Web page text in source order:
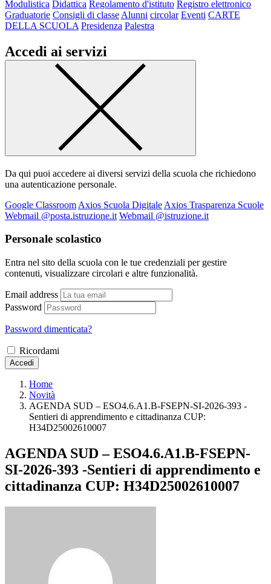
Modulistica Didattica Regolamento d'istituto Registro elettronico
Graduatorie Consigli di classe Alunni circolar Eventi CARTE
DELLA SCUOLA Presidenza Palestra
Accedi ai servizi
Da qui puoi accedere ai diversi servizi della scuola che richiedono
una autenticazione personale.
Google Classroom Axios Scuola Digitale Axios Trasparenza Scuole
Webmail @posta.istruzione.it Webmail @istruzione.it
Personale scolastico
Entra nel sito della scuola con le tue credenziali per gestire
contenuti, visualizzare circolari e altre funzionalità.
Email address
Password
Password dimenticata?
Ricordami
Accedi
Home
Novità
AGENDA SUD – ESO4.6.A1.B-FSEPN-SI-2026-393 -
Sentieri di apprendimento e cittadinanza CUP:
H34D25002610007
AGENDA SUD – ESO4.6.A1.B-FSEPN-
SI-2026-393 -Sentieri di apprendimento e
cittadinanza CUP: H34D25002610007